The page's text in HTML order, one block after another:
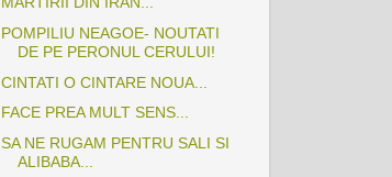
POMPILIU NEAGOE- NOUTATI
DE PE PERONUL CERULUI!
CINTATI O CINTARE NOUA...
FACE PREA MULT SENS...
SA NE RUGAM PENTRU SALI SI
ALIBABA...